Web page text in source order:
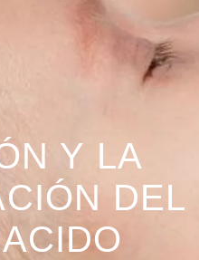
Y LA
DEL